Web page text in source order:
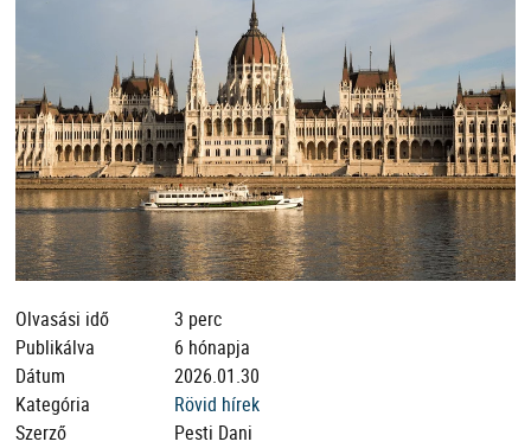
Olvasási idő
3 perc
Publikálva
6 hónapja
Dátum
2026.01.30
Kategória
Rövid hírek
Szerző
Pesti Dani